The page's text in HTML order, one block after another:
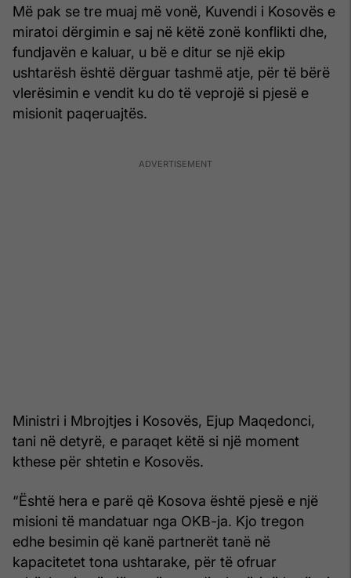
Më pak se tre muaj më vonë, Kuvendi i Kosovës e
miratoi dërgimin e saj në këtë zonë konflikti dhe,
fundjavën e kaluar, u bë e ditur se një ekip
ushtarësh është dërguar tashmë atje, për të bërë
vlerësimin e vendit ku do të veprojë si pjesë e
misionit paqeruajtës.
Ministri i Mbrojtjes i Kosovës, Ejup Maqedonci,
tani në detyrë, e paraqet këtë si një moment
kthese për shtetin e Kosovës.
“Është hera e parë që Kosova është pjesë e një
misioni të mandatuar nga OKB-ja. Kjo tregon
edhe besimin që kanë partnerët tanë në
kapacitetet tona ushtarake, për të ofruar